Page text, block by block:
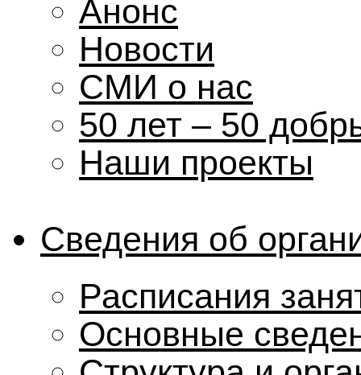
Анонс
Новости
СМИ о нас
50 лет – 50
Наши проекты
Сведения об
Расписания
Основные